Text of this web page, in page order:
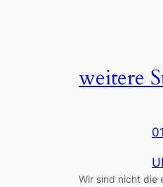
weitere
Wir sind nicht die